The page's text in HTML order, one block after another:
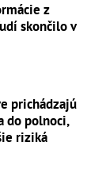
z
skončilo v
prichádzajú
do polnoci,
riziká